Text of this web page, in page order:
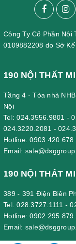
Công Ty Cổ Phần Nội
0109882208 do Sở
190 NỘI THẤT
Tầng 4 - Tòa nhà
Nội
Tel:024.3556.9801 -
024.3220.2081 -
Hotline:0903 420 678
Email:
190 NỘI THẤT
389 - 391 Điện Biên
Tel:028.3727.1111 -
Hotline:0902 295 879
Email: